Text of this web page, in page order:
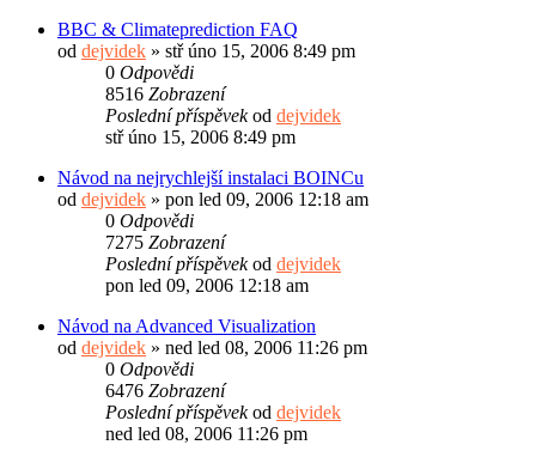
BBC & Climateprediction FAQ
od dejvidek » stř úno 15, 2006 8:49 pm
0 Odpovědi
8516 Zobrazení
Poslední příspěvekod dejvidek
stř úno 15, 2006 8:49 pm
Návod na nejrychlejší instalaci BOINCu
od dejvidek » pon led 09, 2006 12:18 am
0 Odpovědi
7275 Zobrazení
Poslední příspěvekod dejvidek
pon led 09, 2006 12:18 am
Návod na Advanced Visualization
od dejvidek » ned led 08, 2006 11:26 pm
0 Odpovědi
6476 Zobrazení
Poslední příspěvekod dejvidek
ned led 08, 2006 11:26 pm